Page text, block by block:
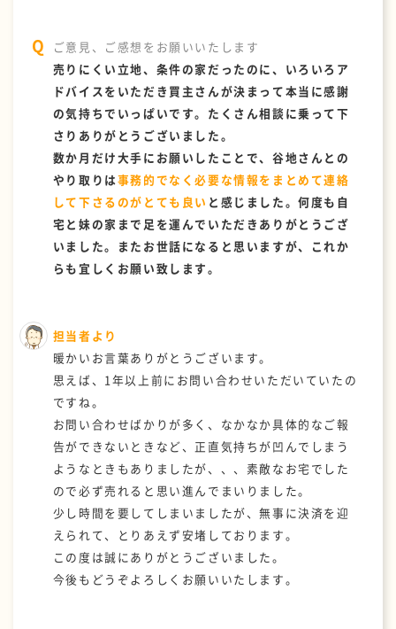
ご意見、ご感想をお願いいたします
売りにくい立地、条件の家だったのに、いろいろア
ドバイスをいただき買主さんが決まって本当に感謝
の気持ちでいっぱいです。たくさん相談に乗って下
さりありがとうございました。
数か月だけ大手にお願いしたことで、谷地さんとの
やり取りは事務的でなく必要な情報をまとめて連絡
して下さるのがとても良い と感じました。何度も自
宅と妹の家まで足を運んでいただきありがとうござ
いました。またお世話になると思いますが、これか
らも宜しくお願い致します。
担当者より
暖かいお言葉ありがとうございます。
思えば、1年以上前にお問い合わせいただいていたの
ですね。
お問い合わせばかりが多く、なかなか具体的なご報
告ができないときなど、正直気持ちが凹んでしまう
ようなときもありましたが、、、素敵なお宅でした
ので必ず売れると思い進んでまいりました。
少し時間を要してしまいましたが、無事に決済を迎
えられて、とりあえず安堵しております。
この度は誠にありがとうございました。
今後もどうぞよろしくお願いいたします。